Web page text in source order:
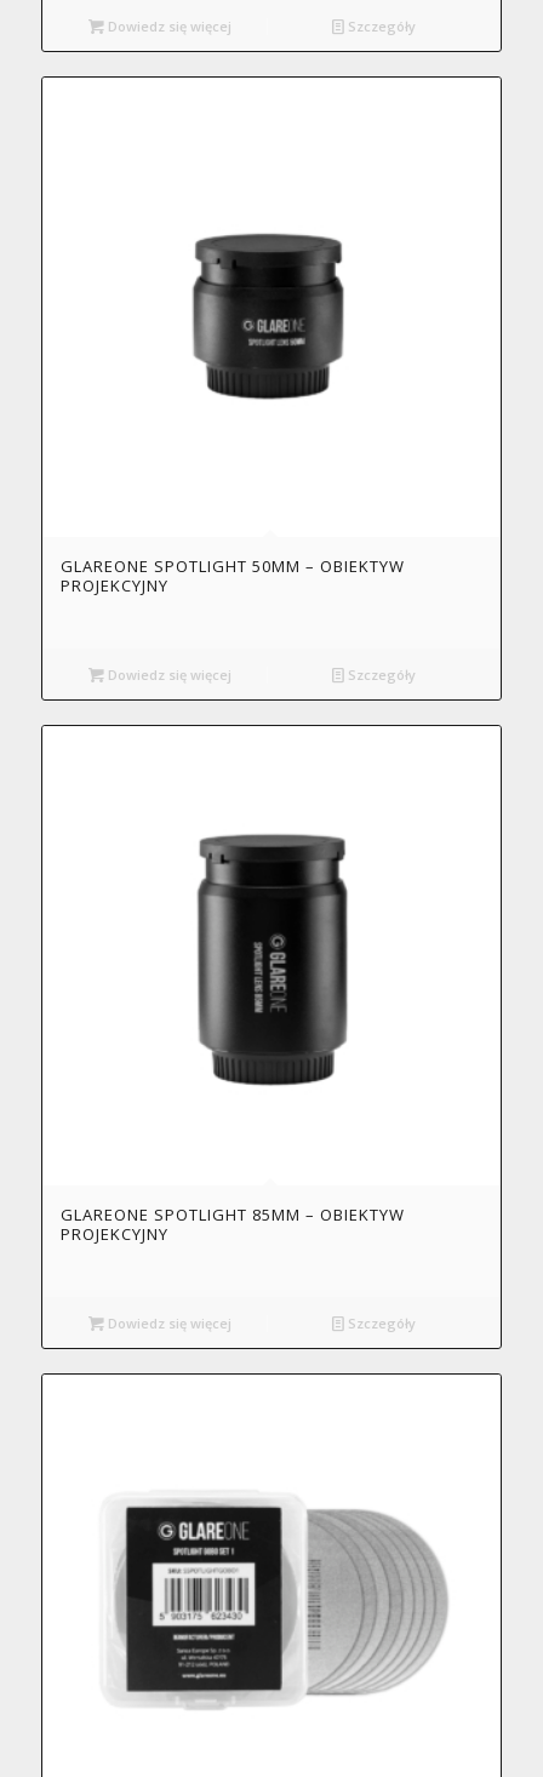
Dowiedz się więcej Szczegóły
GLAREONE SPOTLIGHT 50MM – OBIEKTYW
PROJEKCYJNY
Dowiedz się więcej Szczegóły
GLAREONE SPOTLIGHT 85MM – OBIEKTYW
PROJEKCYJNY
Dowiedz się więcej Szczegóły